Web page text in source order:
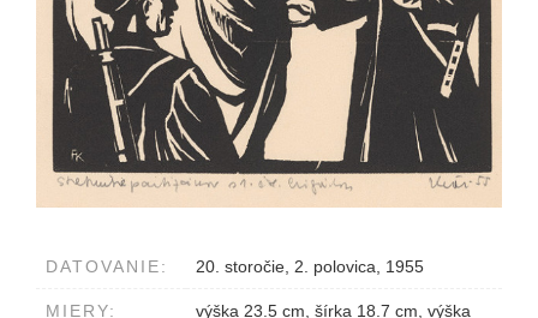
DATOVANIE: 20. storočie, 2. polovica, 1955
MIERY:
výška 23.5 cm, šírka 18.7 cm, výška